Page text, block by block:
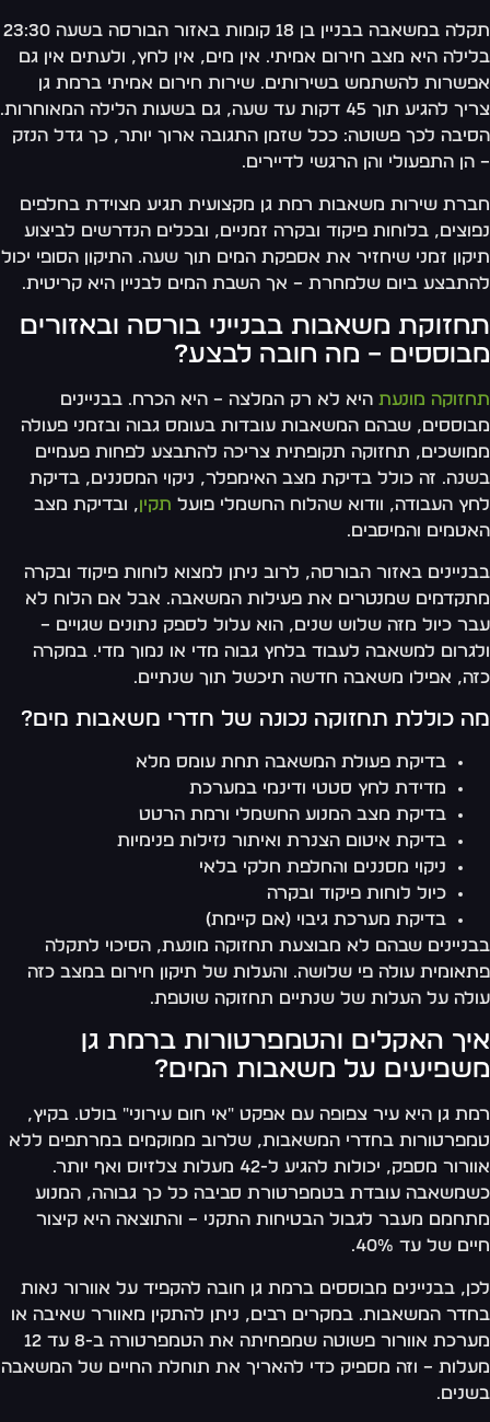
תקלה במשאבה בבניין בן 18 קומות באזור הבורסה בשעה 23:30
היא מצב חירום אמיתי. אין מים, אין לחץ, ולעתים אין גם
להשתמש בשירותים. שירות חירום אמיתי ברמת גן
צריך להגיע תוך 45 דקות עד שעה, גם בשעות הלילה המאוחרות.
לכך פשוטה: ככל שזמן התגובה ארוך יותר, כך גדל הנזק
התפעולי והן הרגשי לדיירים.
שירות משאבות רמת גן מקצועית תגיע מצוידת בחלפים
בלוחות פיקוד ובקרה זמניים, ובכלים הנדרשים לביצוע
זמני שיחזיר את אספקת המים תוך שעה. התיקון הסופי יכול
ביום שלמחרת – אך השבת המים לבניין היא קריטית.
משאבות בבנייני בורסה ובאזורים
– מה חובה לבצע?
מונעתהיא לא רק המלצה – היא הכרח. בבניינים
שבהם המשאבות עובדות בעומס גבוה ובזמני פעולה
תחזוקה תקופתית צריכה להתבצע לפחות פעמיים
זה כולל בדיקת מצב האימפלר, ניקוי המסננים, בדיקת
העבודה, וודוא שהלוח החשמלי פועלתקין, ובדיקת מצב
והמיסבים.
באזור הבורסה, לרוב ניתן למצוא לוחות פיקוד ובקרה
שמנטרים את פעילות המשאבה. אבל אם הלוח לא
כיול מזה שלוש שנים, הוא עלול לספק נתונים שגויים –
למשאבה לעבוד בלחץ גבוה מדי או נמוך מדי. במקרה
אפילו משאבה חדשה תיכשל תוך שנתיים.
כוללת תחזוקה נכונה של חדרי משאבות מים?
בדיקת פעולת המשאבה תחת עומס מלא
מדידת לחץ סטטי ודינמי במערכת
בדיקת מצב המנוע החשמלי ורמת הרטט
בדיקת איטום הצנרת ואיתור נזילות פנימיות
ניקוי מסננים והחלפת חלקי בלאי
כיול לוחות פיקוד ובקרה
בדיקת מערכת גיבוי (אם קיימת)
שבהם לא מבוצעת תחזוקה מונעת, הסיכוי לתקלה
עולה פי שלושה. והעלות של תיקון חירום במצב כזה
על העלות של שנתיים תחזוקה שוטפת.
האקלים והטמפרטורות ברמת גן
על משאבות המים?
גן היא עיר צפופה עם אפקט "אי חום עירוני" בולט. בקיץ,
בחדרי המשאבות, שלרוב ממוקמים במרתפים ללא
אוורור מספק, יכולות להגיע ל-42 מעלות צלזיוס ואף יותר.
עובדת בטמפרטורת סביבה כל כך גבוהה, המנוע
מעבר לגבול הבטיחות התקני – והתוצאה היא קיצור
של עד 40%.
בבניינים מבוססים ברמת גן חובה להקפיד על אוורור נאות
המשאבות. במקרים רבים, ניתן להתקין מאוורר שאיבה או
מערכת אוורור פשוטה שמפחיתה את הטמפרטורה ב-8 עד 12
– וזה מספיק כדי להאריך את תוחלת החיים של המשאבה